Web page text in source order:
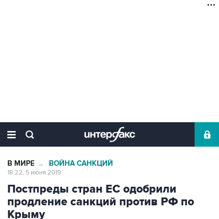
В МИРЕ → ВОЙНА САНКЦИЙ
18:22, 5 июня 2019
Постпреды стран ЕС одобрили
продление санкций против РФ по
Крыму